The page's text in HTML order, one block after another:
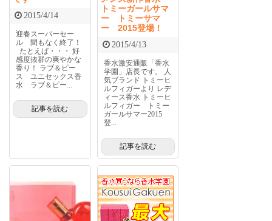
2015/4/14
迎春スーパーセー
ル 間もなく終了！
たとえば・・・ 好
感度抜群の爽やかな
香り！ ラブ＆ピー
ス ユニセックス香
水 ラブ＆ピー...
記事を読む
トミーガールサマ
ー トミーサマ
ー 2015登場！
2015/4/13
香水激安通販「香水
学園」店長です。 人
気ブランド トミーヒ
ルフィガーより レデ
ィース香水 トミーヒ
ルフィガー トミー
ガールサマー2015
登...
記事を読む